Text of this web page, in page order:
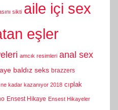
sikti aile içi sex
eşler
amcık resimleri anal sex
baldız seks brazzers
kadar kazanıyor 2018 cıplak
Ensest Hikaye Ensest Hikayeler